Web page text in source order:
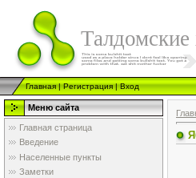
Главная|Регистрация|Вход
Меню сайта
Главная страница
Введение
Населенные пункты
Заметки